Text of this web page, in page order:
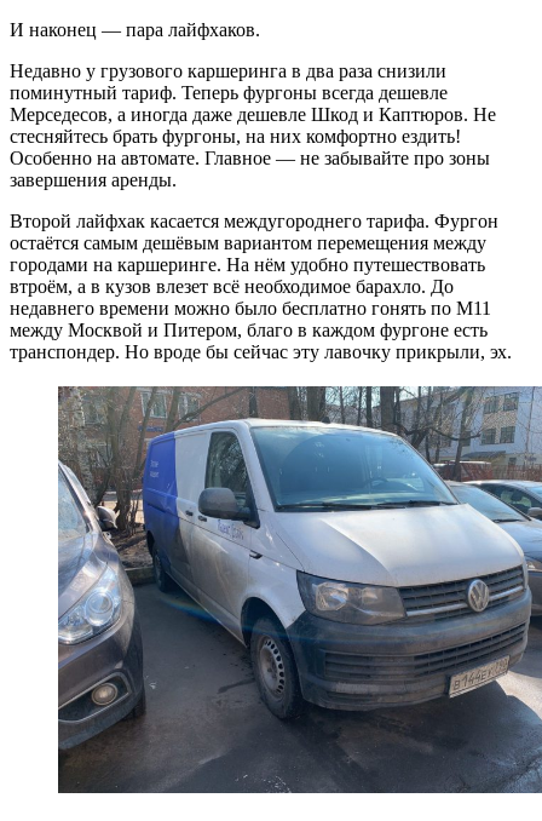
И наконец — пара лайфхаков.
Недавно у грузового каршеринга в два раза снизили
поминутный тариф. Теперь фургоны всегда дешевле
Мерседесов, а иногда даже дешевле Шкод и Каптюров. Не
стесняйтесь брать фургоны, на них комфортно ездить!
Особенно на автомате. Главное — не забывайте про зоны
завершения аренды.
Второй лайфхак касается междугороднего тарифа. Фургон
остаётся самым дешёвым вариантом перемещения между
городами на каршеринге. На нём удобно путешествовать
втроём, а в кузов влезет всё необходимое барахло. До
недавнего времени можно было бесплатно гонять по М11
между Москвой и Питером, благо в каждом фургоне есть
транспондер. Но вроде бы сейчас эту лавочку прикрыли, эх.